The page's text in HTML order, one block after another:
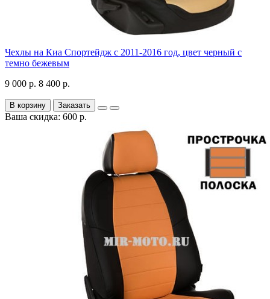
Чехлы на Киа Спортейдж с 2011-2016 год, цвет черный с
темно бежевым
9 000 р. 8 400 р.
В корзину Заказать
Ваша скидка: 600 р.